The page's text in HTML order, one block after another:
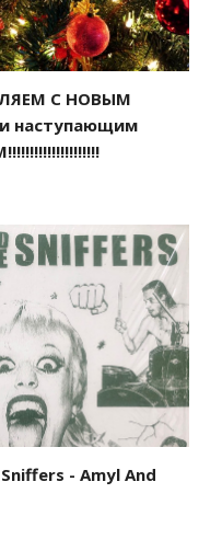
С НОВЫМ
наступающим
- Amyl And